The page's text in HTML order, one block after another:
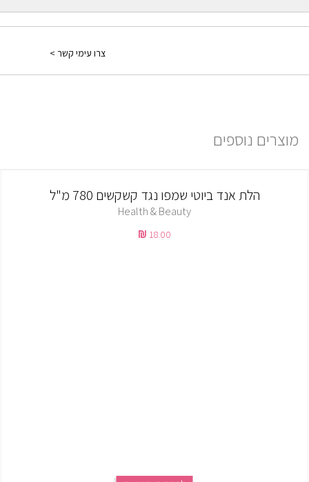
1) משלוח עד הבית: בתוספת תשלום של 30 ₪ ולוקח עד 7 ימים ממועד
אישור ההזמנה.
צרו עימי קשר >
מוצרים נוספים
הלת אנד ביוטי שמפו נגד קשקשים 780 מ"ל
Health & Beauty
18.00